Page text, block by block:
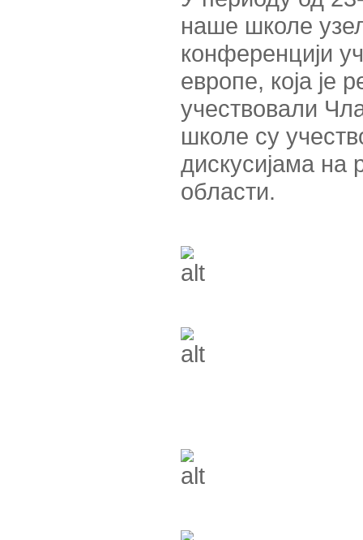
наше школе
конференцији
европе, која је
учествовали
школе су
дискусијама на
области.